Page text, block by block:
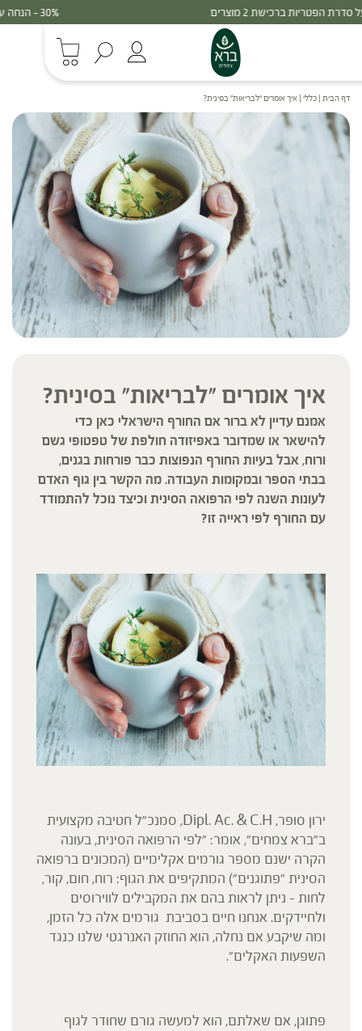
30% - הנחה על סדרת הפטריות ברכישת 3 מוצרים
דף הבית | כללי | איך אומרים “לבריאות” בסינית?
איך אומרים "לבריאות" בסינית?
אמנם עדיין לא ברור אם החורף הישראלי כאן כדי
להישאר או שמדובר באפיזודה חולפת של טפטופי גשם
ורוח, אבל בעיות החורף הנפוצות כבר פורחות בגנים,
בבתי הספר ובמקומות העבודה. מה הקשר בין גוף האדם
לעונות השנה לפי הרפואה הסינית וכיצד נוכל להתמודד
עם החורף לפי ראייה זו?
ירון סופר, Dipl. Ac. & C.H, סמנכ"ל חטיבה מקצועית
ב"ברא צמחים", אומר: "לפי הרפואה הסינית, בעונה
הקרה ישנם מספר גורמים אקלימיים (המכונים ברפואה
הסינית "פתוגנים") המתקיפים את הגוף: רוח, חום, קור,
לחות – ניתן לראות בהם את המקבילים לווירוסים
ולחיידקים. אנחנו חיים בסביבת גורמים אלה כל הזמן,
ומה שיקבע אם נחלה, הוא החוזק האנרגטי שלנו כנגד
השפעות האקלים".
פתוגן, אם שאלתם, הוא למעשה גורם שחודר לגוף